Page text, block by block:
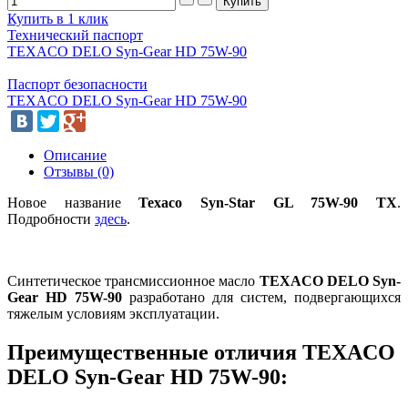
Купить в 1 клик
Технический паспорт
TEXACO DELO Syn-Gear HD 75W-90
Паспорт безопасности
TEXACO DELO Syn-Gear HD 75W-90
Описание
Отзывы (0)
Новое названиеTexaco Syn-Star GL 75W-90 TX.
Подробности здесь.
Синтетическое трансмиссионное масло TEXACO DELO Syn-
Gear HD 75W-90 разработано для систем, подвергающихся
тяжелым условиям эксплуатации.
Преимущественные отличия TEXACO
DELO Syn-Gear HD 75W-90: